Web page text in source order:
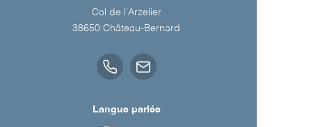
Col de l'Arzelier
38650 Château-Bernard
Langue parlée